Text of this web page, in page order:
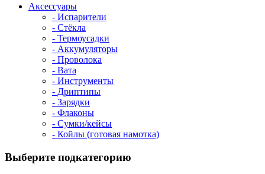
Аксессуары
- Испарители
- Стёкла
- Термоусадки
- Аккумуляторы
- Проволока
- Вата
- Инструменты
- Дриптипы
- Зарядки
- Флаконы
- Сумки/кейсы
- Койлы (готовая намотка)
Выберите подкатегорию